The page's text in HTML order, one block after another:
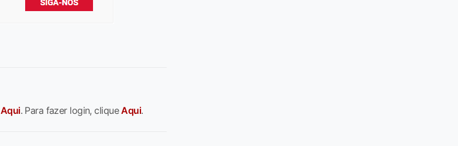
Aqui. Para fazer login, cliqueAqui.